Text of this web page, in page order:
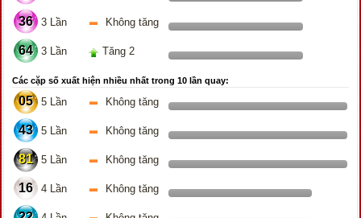
36 3 Lần Không tăng
64 3 Lần Tăng 2
Các cặp số xuất hiện nhiều nhất trong 10 lần quay:
05 5 Lần Không tăng
43 5 Lần Không tăng
81 5 Lần Không tăng
16 4 Lần Không tăng